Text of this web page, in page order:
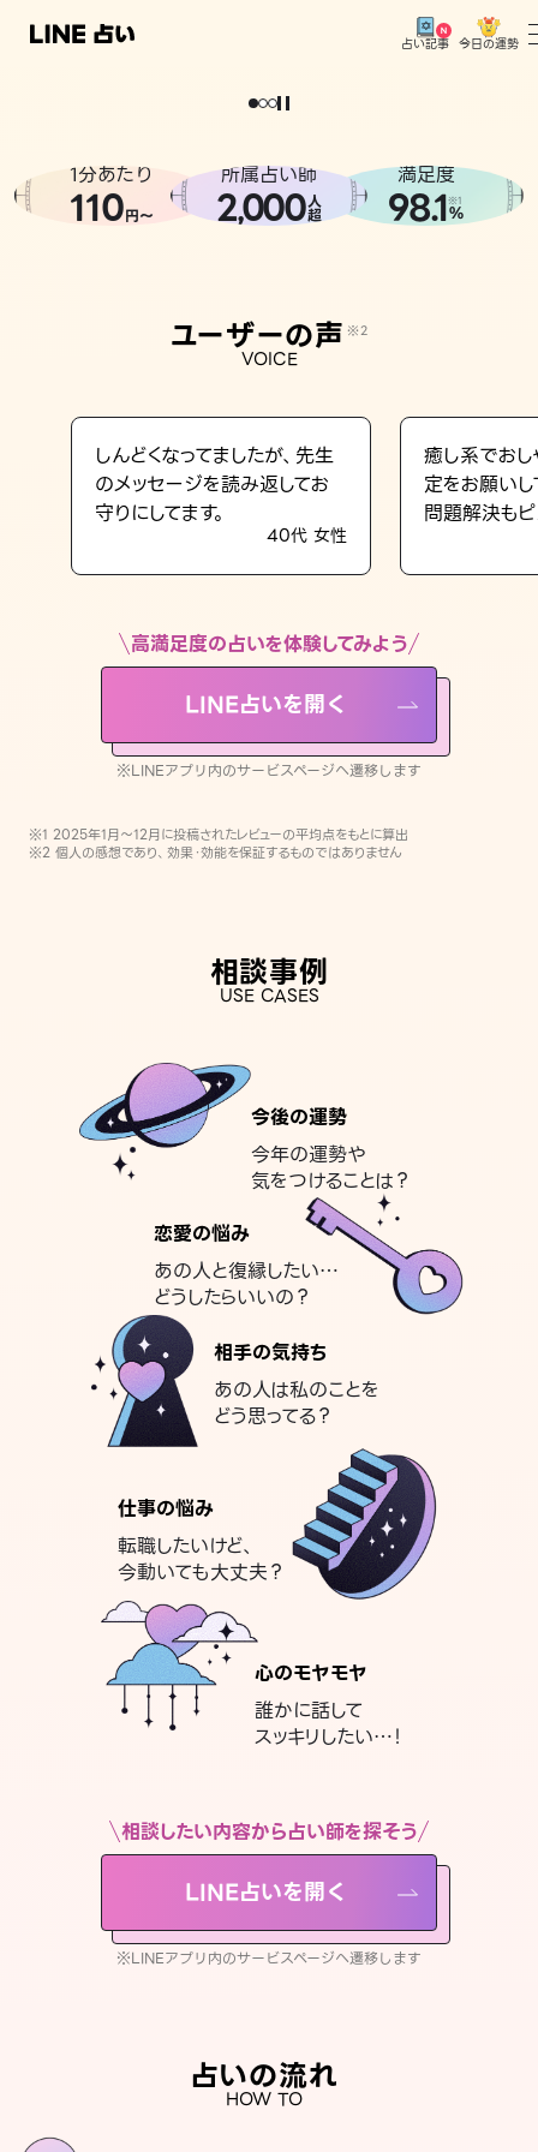
占い記事 今日の運勢
相談事例
LINE占いを開く
※LINEアプリ内のサービスページへ遷移します
どうせなら
。
1分あたり
110円〜
所属占い師
2,000人
超
満足度
98.1※1
%
ユーザーの声 ※2
VOICE
しんどくなってましたが、先生
のメッセージを読み返してお
守りにしてます。
40代 女性
癒し系でおし
定をお願い
問題解決もピ
高満足度の占いを体験してみよう
LINE占いを開く
※LINEアプリ内のサービスページへ遷移します
※1 2025年1月〜12月に投稿されたレビューの平均点をもとに算出
※2 個人の感想であり、効果・効能を保証するものではありません
相談事例
USE CASES
今後の運勢
今年の運勢や
気をつけることは？
恋愛の悩み
あの人と復縁したい…
どうしたらいいの？
相手の気持ち
あの人は私のことを
どう思ってる？
仕事の悩み
転職したいけど、
今動いても大丈夫？
心のモヤモヤ
誰かに話して
スッキリしたい…！
相談したい内容から占い師を探そう
LINE占いを開く
※LINEアプリ内のサービスページへ遷移します
占いの流れ
HOW TO